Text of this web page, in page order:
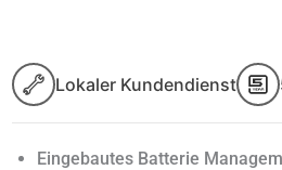
Lokaler Kundendienst
Eingebautes Batterie